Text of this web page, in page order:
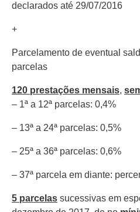
declarados até 29/07/2016
+
Parcelamento de eventual
parcelas
120 prestações mensais,
– 1ª a 12ª parcelas: 0,4%
– 13ª a 24ª parcelas: 0,5%
– 25ª a 36ª parcelas: 0,6%
– 37ª parcela em diante:
5 parcelas sucessivas em